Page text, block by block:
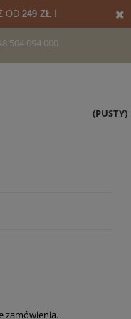
OD 249 ZŁ !
504 094 000
(PUSTY)
zamówienia.